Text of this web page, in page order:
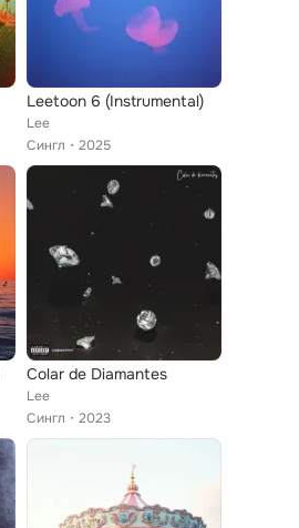
Leetoon 6 (Instrumental)
Lee
Сингл
2025
Colar de Diamantes
Lee
Сингл
2023